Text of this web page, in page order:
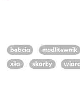
babcia modlitewnik
siła
skarby wiara